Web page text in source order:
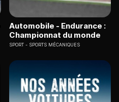
Automobile - Endurance :
Championnat du monde
SPORT SPORTS MÉCANIQUES